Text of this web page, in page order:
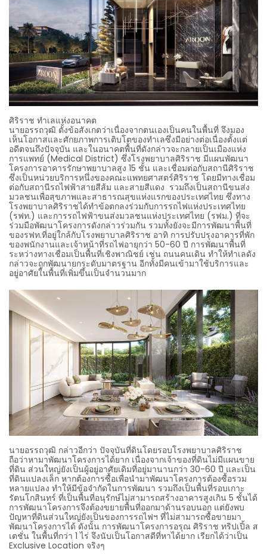
ศิริราช ทำเลแห่งอนาคต
นายอรรถวุฒิ ตั้งข้อสังเกตว่าเนื่องจากตนเองเป็นคนในพื้นที่ จึงมอง
เห็นโอกาสและศักยภาพการเติบโตของทำเลซึ่งมีอย่างต่อเนื่องตั้งแต่
อดีตจนถึงปัจจุบัน และในอนาคตพื้นที่ดังกล่าวจะกลายเป็นเมืองแห่ง
การแพทย์ (Medical District) ซึ่งโรงพยาบาลศิริราช มีแผนพัฒนา
โครงการอาคารรักษาพยาบาลสูง 15 ชั้น และเชื่อมต่อกับสถานีศิริราช
ซึ่งเป็นหน่วยบริการหนึ่งของคณะแพทยศาสตร์ศิริราช โดยมีทางเชื่อม
ต่อกับสถานีรถไฟฟ้าสายสีส้ม และสายสีแดง รวมถึงเป็นสถานีขนส่ง
มวลชนเพื่อสุขภาพและสาธารณสุขแห่งแรกของประเทศไทย ซึ่งทาง
โรงพยาบาลศิริราชได้ทำข้อตกลงร่วมกับการรถไฟแห่งประเทศไทย
(รฟท.) และการรถไฟฟ้าขนส่งมวลชนแห่งประเทศไทย (รฟม.) ที่จะ
ร่วมมือพัฒนาโครงการดังกล่าวร่วมกัน รวมทั้งยังจะมีการพัฒนาพื้นที่
ของรฟท.ที่อยู่ใกล้กับโรงพยาบาลศิริราช อาทิ การปรับปรุงอาคารที่พัก
ของพนักงานและเจ้าหน้าที่รถไฟอายุกว่า 50-60 ปี การพัฒนาพื้นที่
ระหว่างทางเชื่อมเป็นพื้นที่เชิงพาณิชย์ เช่น ถนนคนเดิน ทำให้ทำเลดัง
กล่าวจะถูกพัฒนายกระดับมาตรฐาน อีกทั้งมีคนเข้ามาใช้บริการและ
อยู่อาศัยในพื้นที่เพิ่มขึ้นเป็นจำนวนมาก
นายอรรถวุฒิ กล่าวอีกว่า ปัจจุบันที่ดินโดยรอบโรงพยาบาลศิริราช
ถือว่าหามาพัฒนาโครงการได้ยาก เนื่องจากเจ้าของที่ดินไม่มีแผนขาย
ที่ดิน ส่วนใหญ่ยังเป็นผู้อยู่อาศัยเดิมที่อยู่มานานกว่า 30-60 ปี และเป็น
ที่ดินแปลงเล็ก หากต้องการซื้อเพื่อนำมาพัฒนาโครงการต้องซื้อรวม
หลายแปลง ทำให้มีข้อจำกัดในการพัฒนา รวมถึงเป็นพื้นที่รอบเกาะ
รัตนโกสินทร์ ที่เป็นพื้นที่อนุรักษ์ไม่สามารถสร้างอาคารสูงเกิน 5 ชั้นได้
การพัฒนาโครงการจึงต้องขยายพื้นที่ออกมาด้านรอบนอก แต่ยังพบ
ปัญหาที่ดินส่วนใหญ่ยังเป็นของการรถไฟฯ ที่ไม่สามารถซื้อขายมา
พัฒนาโครงการได้ ดังนั้น การพัฒนาโครงการอรุณ ศิริราช ทริปเปิ้ล ส
เตชั่น ในพื้นที่กว่า 1 ไร่ จึงนับเป็นโอกาสดีที่หาได้ยาก เรียกได้ว่าเป็น
Exclusive Location จริงๆ